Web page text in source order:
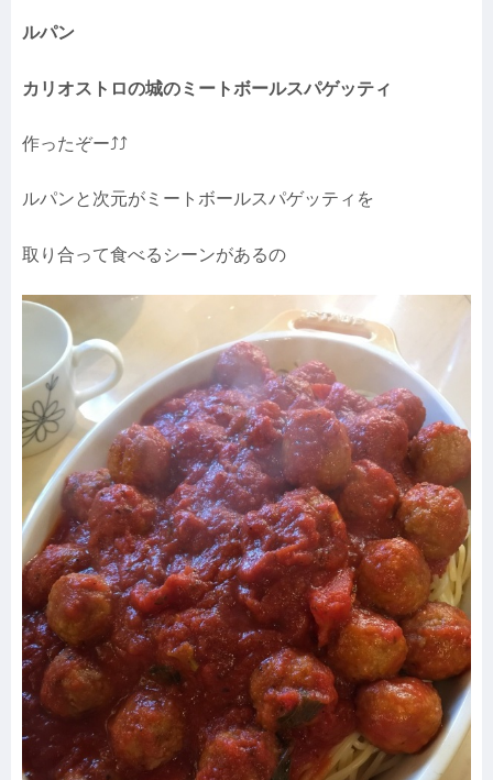
ルパン
カリオストロの城のミートボールスパゲッティ
作ったぞー⤴︎⤴︎
ルパンと次元がミートボールスパゲッティを
取り合って食べるシーンがあるの